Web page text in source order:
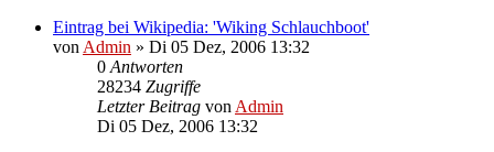
Eintrag bei Wikipedia: 'Wiking Schlauchboot'
von Admin » Di 05 Dez, 2006 13:32
0 Antworten
28234 Zugriffe
Letzter Beitrag von Admin
Di 05 Dez, 2006 13:32